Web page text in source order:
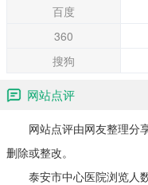
百度
360
搜狗
网站点评
网站点评由网友整理分
删除或整改。
泰安市中心医院浏览人数